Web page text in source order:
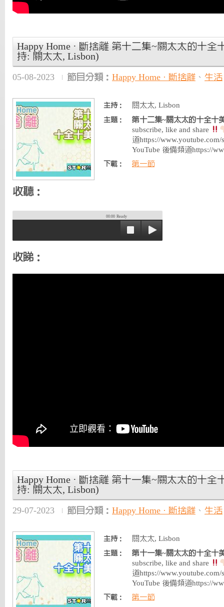
Happy Home · 斷捨離 第十二集~關太太的十全
持: 關太太, Lisbon)
05-08-2023 節目分類： Happy Home · 斷捨離 、 生活
主持： 關太太, Lisbon
主題：
第十二集~關太太的十全十
subscribe, like and share
道https://
YouTube 後備頻道https://
下載： 第一節
收聽：
00:00 Ready
收睇：
Happy Home · 斷捨離 第十一集~關太太的十全
持: 關太太, Lisbon)
29-07-2023 節目分類： Happy Home · 斷捨離 、 生活
主持： 關太太, Lisbon
主題：
第十一集~關太太的十全十
subscribe, like and share
道https://
YouTube 後備頻道https://
下載： 第一節